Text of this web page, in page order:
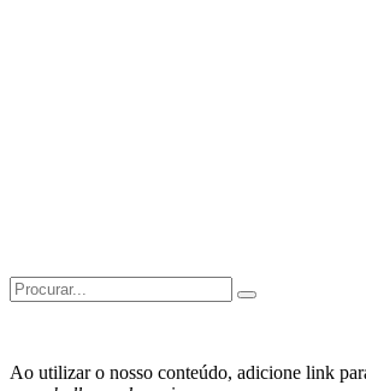
Search
for:
Ao utilizar o nosso conteúdo, adicione link